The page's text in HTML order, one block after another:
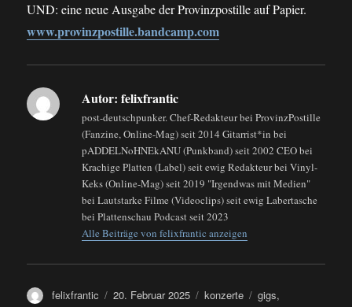
UND: eine neue Ausgabe der Provinzpostille auf Papier.
www.provinzpostille.bandcamp.com
Autor: felixfrantic
post-deutschpunker. Chef-Redakteur bei ProvinzPostille
(Fanzine, Online-Mag) seit 2014 Gitarrist*in bei
pADDELNoHNEkANU (Punkband) seit 2002 CEO bei
Krachige Platten (Label) seit ewig Redakteur bei Vinyl-
Keks (Online-Mag) seit 2019 "Irgendwas mit Medien"
bei Lautstarke Filme (Videoclips) seit ewig Labertasche
bei Plattenschau Podcast seit 2023
Alle Beiträge von felixfrantic anzeigen
Autor
felixfrantic
Veröffentlicht
20. Februar 2025 Kategorien
konzerte Schlagwörter
gigs,